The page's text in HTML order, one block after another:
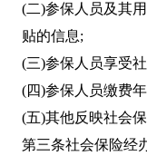
(二)参保人员及其
贴的信息;
(三)参保人员享受
(四)参保人员缴费
(五)其他反映社会
第三条社会保险经